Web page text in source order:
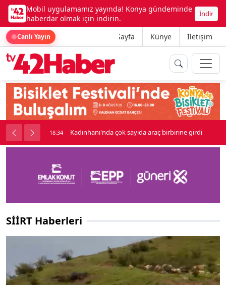
Mobil uygulamamız yayında! Konya gündeminde
haberdar olmak için indirin.
İndir
Canlı Yayın Ana Sayfa Künye İletişim
girdi 18:34 Beşikçioğlu Konya'ya Sevk Edildi
SİİRT Haberleri